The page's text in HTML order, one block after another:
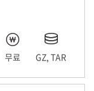
무료 GZ, TAR